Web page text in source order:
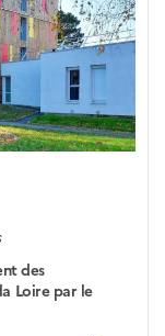
des
Loire par le